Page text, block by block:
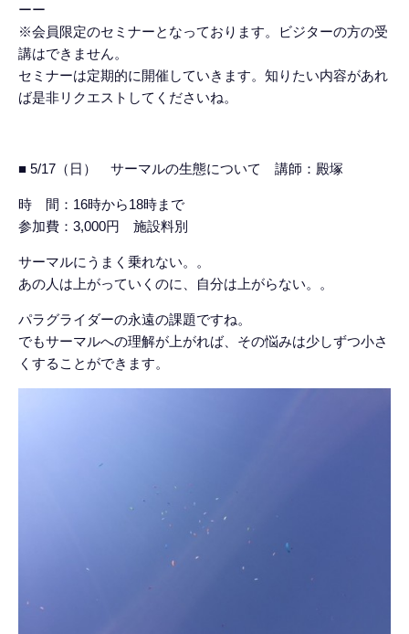
ーー
※会員限定のセミナーとなっております。ビジターの方の受
講はできません。
セミナーは定期的に開催していきます。知りたい内容があれ
ば是非リクエストしてくださいね。
■ 5/17（日） サーマルの生態について 講師：殿塚
時 間：16時から18時まで
参加費：3,000円 施設料別
サーマルにうまく乗れない。。
あの人は上がっていくのに、自分は上がらない。。
パラグライダーの永遠の課題ですね。
でもサーマルへの理解が上がれば、その悩みは少しずつ小さ
くすることができます。